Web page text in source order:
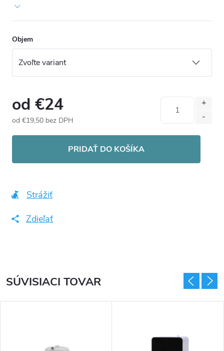
Objem
od €24
od €19,50 bez DPH
PRIDAŤ DO KOŠÍKA
Strážiť
Zdieľať
SÚVISIACI TOVAR